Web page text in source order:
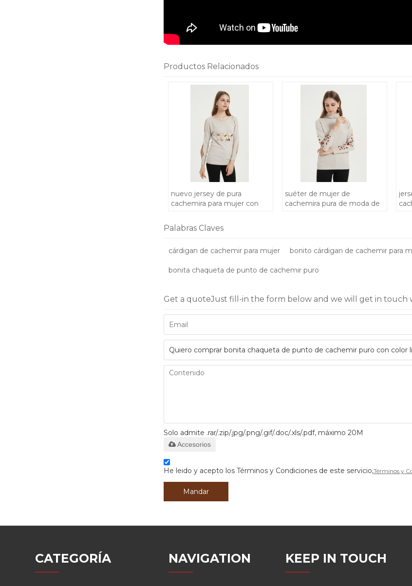
Productos Relacionados
nuevo jersey de pura
cachemira para mujer con
suéter de mujer de
cachemira pura de moda de
Palabras Claves
cárdigan de cachemir para mujer bonito cárdigan de cachemir para
bonita chaqueta de punto de cachemir puro
Get a quoteJust fill-in the form below and we will get in touch
Solo admite .rar/.zip/.jpg/.png/.gif/.doc/.xls/.pdf, máximo 20M
Accesorios
He leido y acepto los Términos y Condiciones de este servicio,Términos y
Mandar
CATEGORÍA NAVIGATION KEEP IN TOUCH